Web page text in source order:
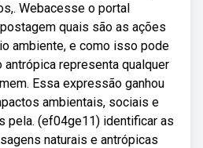
Webacesse o portal
quais são as ações
ambiente, e como isso pode
antrópica representa qualquer
Essa expressão ganhou
ambientais, sociais e
pela. (ef04ge11) identificar as
naturais e antrópicas